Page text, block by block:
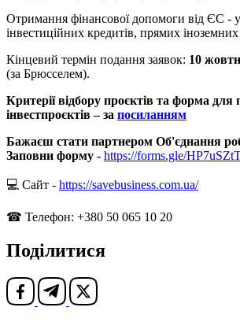
Отримання фінансової допомоги від ЄС -
інвестиційних кредитів, прямих
Кінцевий термін подання заявок: 10
(за Брюсселем).
Критерії відбору проєктів та форма для
інвестпроєктів –за посиланням
Бажаєш стати партнером Об'єднання
Заповни форму - https://forms.gle/
💻 Сайт - https://savebusiness.com.ua/
☎ Телефон: +380 50 065 10 20
Поділитися